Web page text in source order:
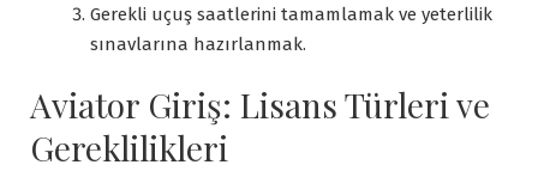
Gerekli uçuş saatlerini tamamlamak ve yeterlilik
sınavlarına hazırlanmak.
Aviator Giriş: Lisans Türleri ve
Gereklilikleri